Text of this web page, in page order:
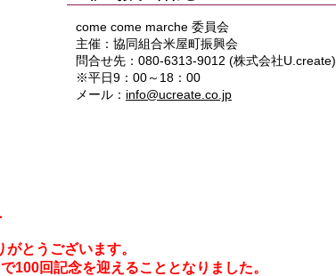
come come marche 委員会
主催：協同組合米屋町振興会
問合せ先：080-6313-9012 (株式会社U.create)
※平日9：00～18：00
メール： info@ucreate.co.jp
とうございます。
100回記念を迎えることとなりました。